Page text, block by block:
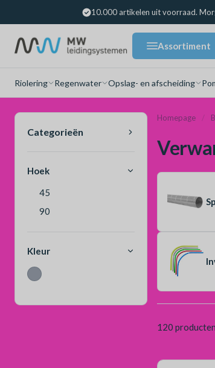
10.000 artikelen uit voorraad.
Assortiment
Riolering Regenwater Opslag- en afscheiding
Categorieën
Hoek
45
90
Kleur
Homepage
120 producten